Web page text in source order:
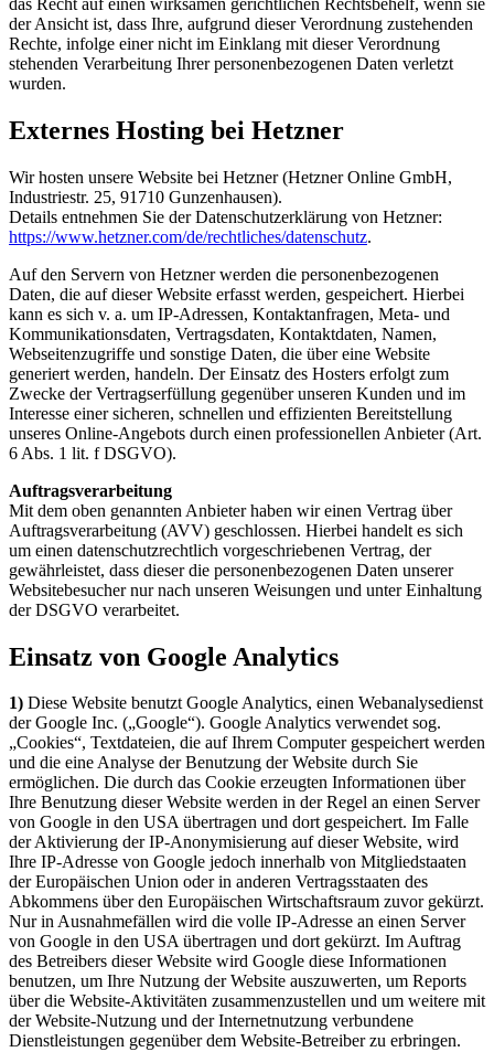
der Ansicht ist, dass Ihre, aufgrund dieser Verordnung zustehenden
Rechte, infolge einer nicht im Einklang mit dieser Verordnung
stehenden Verarbeitung Ihrer personenbezogenen Daten verletzt
wurden.
Externes Hosting bei Hetzner
Wir hosten unsere Website bei Hetzner (Hetzner Online GmbH,
Industriestr. 25, 91710 Gunzenhausen).
Details entnehmen Sie der Datenschutzerklärung von Hetzner:
https://www.hetzner.com/de/rechtliches/datenschutz.
Auf den Servern von Hetzner werden die personenbezogenen
Daten, die auf dieser Website erfasst werden, gespeichert. Hierbei
kann es sich v. a. um IP-Adressen, Kontaktanfragen, Meta- und
Kommunikationsdaten, Vertragsdaten, Kontaktdaten, Namen,
Webseitenzugriffe und sonstige Daten, die über eine Website
generiert werden, handeln. Der Einsatz des Hosters erfolgt zum
Zwecke der Vertragserfüllung gegenüber unseren Kunden und im
Interesse einer sicheren, schnellen und effizienten Bereitstellung
unseres Online-Angebots durch einen professionellen Anbieter (Art.
6 Abs. 1 lit. f DSGVO).
Auftragsverarbeitung
Mit dem oben genannten Anbieter haben wir einen Vertrag über
Auftragsverarbeitung (AVV) geschlossen. Hierbei handelt es sich
um einen datenschutzrechtlich vorgeschriebenen Vertrag, der
gewährleistet, dass dieser die personenbezogenen Daten unserer
Websitebesucher nur nach unseren Weisungen und unter Einhaltung
der DSGVO verarbeitet.
Einsatz von Google Analytics
1) Diese Website benutzt Google Analytics, einen Webanalysedienst
der Google Inc. („Google“). Google Analytics verwendet sog.
„Cookies“, Textdateien, die auf Ihrem Computer gespeichert werden
und die eine Analyse der Benutzung der Website durch Sie
ermöglichen. Die durch das Cookie erzeugten Informationen über
Ihre Benutzung dieser Website werden in der Regel an einen Server
von Google in den USA übertragen und dort gespeichert. Im Falle
der Aktivierung der IP-Anonymisierung auf dieser Website, wird
Ihre IP-Adresse von Google jedoch innerhalb von Mitgliedstaaten
der Europäischen Union oder in anderen Vertragsstaaten des
Abkommens über den Europäischen Wirtschaftsraum zuvor gekürzt.
Nur in Ausnahmefällen wird die volle IP-Adresse an einen Server
von Google in den USA übertragen und dort gekürzt. Im Auftrag
des Betreibers dieser Website wird Google diese Informationen
benutzen, um Ihre Nutzung der Website auszuwerten, um Reports
über die Website-Aktivitäten zusammenzustellen und um weitere mit
der Website-Nutzung und der Internetnutzung verbundene
Dienstleistungen gegenüber dem Website-Betreiber zu erbringen.